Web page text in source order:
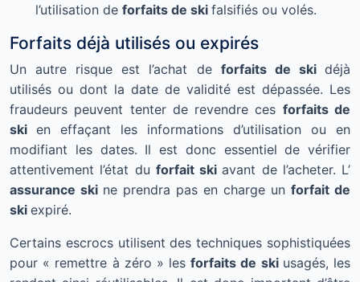
l’utilisation de forfaits de ski falsifiés ou volés.
Forfaits déjà utilisés ou expirés
Un autre risque est l’achat de forfaits de skidéjà
utilisés ou dont la date de validité est dépassée. Les
fraudeurs peuvent tenter de revendre ces forfaits de
ski en effaçant les informations d’utilisation ou en
modifiant les dates. Il est donc essentiel de vérifier
attentivement l’état du forfait skiavant de l’acheter. L’
assurance ski ne prendra pas en charge un forfait de
ski expiré.
Certains escrocs utilisent des techniques sophistiquées
pour « remettre à zéro » lesforfaits de ski usagés, les